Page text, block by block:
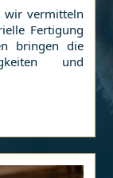
wir vermitteln
Fertigung
bringen die
und